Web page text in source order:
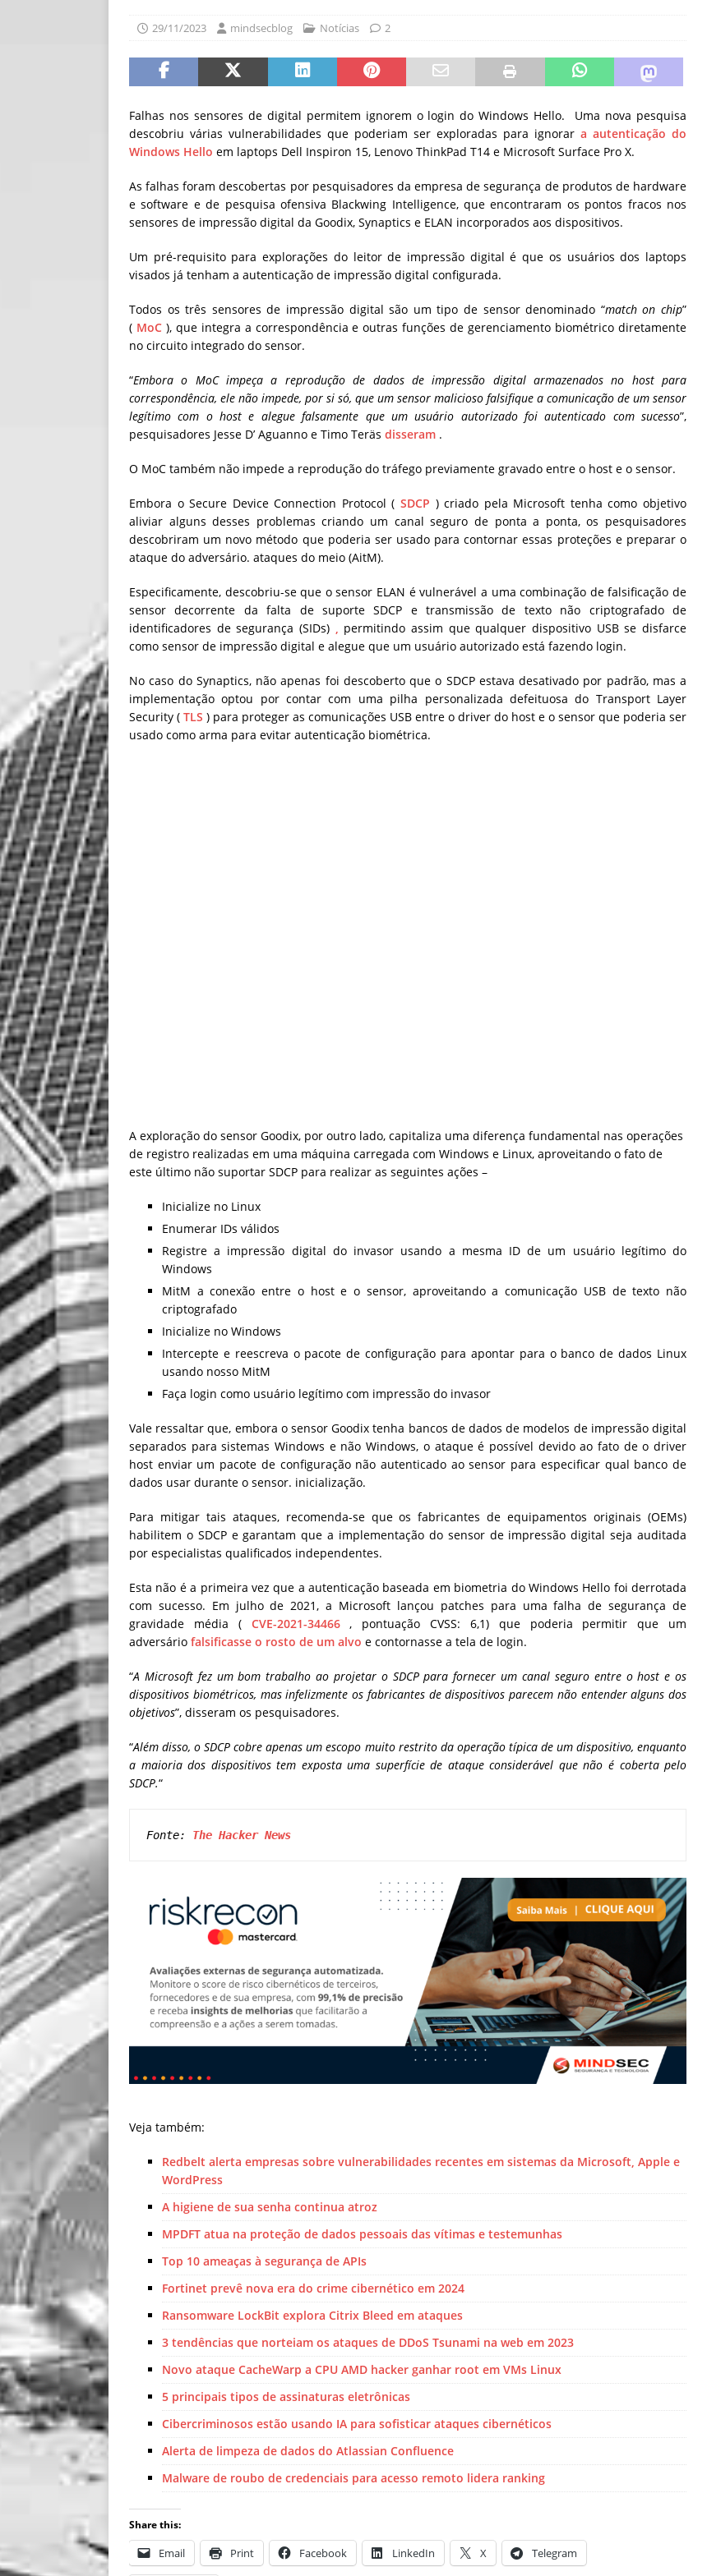
[ 30/07/2026 ]
29/11/2023 mindsecblog Notícias 2
Falhas nos sensores de digital permitem ignorem o login do Windows Hello. Uma nova pesquisa
descobriu várias vulnerabilidades que poderiam ser exploradas para ignorara autenticação do
Windows Hello em laptops Dell Inspiron 15, Lenovo ThinkPad T14 e Microsoft Surface Pro X.
As falhas foram descobertas por pesquisadores da empresa de segurança de produtos de hardware
e software e de pesquisa ofensiva Blackwing Intelligence, que encontraram os pontos fracos nos
sensores de impressão digital da Goodix, Synaptics e ELAN incorporados aos dispositivos.
Um pré-requisito para explorações do leitor de impressão digital é que os usuários dos laptops
visados ​​já tenham a autenticação de impressão digital configurada.
Todos os três sensores de impressão digital são um tipo de sensor denominado “match on chip”
( MoC), que integra a correspondência e outras funções de gerenciamento biométrico diretamente
no circuito integrado do sensor.
“Embora o MoC impeça a reprodução de dados de impressão digital armazenados no host para
correspondência, ele não impede, por si só, que um sensor malicioso falsifique a comunicação de um sensor
legítimo com o host e alegue falsamente que um usuário autorizado foi autenticado com sucesso”,
pesquisadores Jesse D’ Aguanno e Timo Teräs disseram .
O MoC também não impede a reprodução do tráfego previamente gravado entre o host e o sensor.
Embora o Secure Device Connection Protocol (SDCP ) criado pela Microsoft tenha como objetivo
aliviar alguns desses problemas criando um canal seguro de ponta a ponta, os pesquisadores
descobriram um novo método que poderia ser usado para contornar essas proteções e preparar o
ataque do adversário. ataques do meio (AitM).
Especificamente, descobriu-se que o sensor ELAN é vulnerável a uma combinação de falsificação de
sensor decorrente da falta de suporte SDCP e transmissão de texto não criptografado de
identificadores de segurança (SIDs) , permitindo assim que qualquer dispositivo USB se disfarce
como sensor de impressão digital e alegue que um usuário autorizado está fazendo login.
No caso do Synaptics, não apenas foi descoberto que o SDCP estava desativado por padrão, mas a
implementação optou por contar com uma pilha personalizada defeituosa do Transport Layer
Security (TLS ) para proteger as comunicações USB entre o driver do host e o sensor que poderia ser
usado como arma para evitar autenticação biométrica.
A exploração do sensor Goodix, por outro lado, capitaliza uma diferença fundamental nas operações
de registro realizadas em uma máquina carregada com Windows e Linux, aproveitando o fato de
este último não suportar SDCP para realizar as seguintes ações –
Inicialize no Linux
Enumerar IDs válidos
Registre a impressão digital do invasor usando a mesma ID de um usuário legítimo do
Windows
MitM a conexão entre o host e o sensor, aproveitando a comunicação USB de texto não
criptografado
Inicialize no Windows
Intercepte e reescreva o pacote de configuração para apontar para o banco de dados Linux
usando nosso MitM
Faça login como usuário legítimo com impressão do invasor
Vale ressaltar que, embora o sensor Goodix tenha bancos de dados de modelos de impressão digital
separados para sistemas Windows e não Windows, o ataque é possível devido ao fato de o driver
host enviar um pacote de configuração não autenticado ao sensor para especificar qual banco de
dados usar durante o sensor. inicialização.
Para mitigar tais ataques, recomenda-se que os fabricantes de equipamentos originais (OEMs)
habilitem o SDCP e garantam que a implementação do sensor de impressão digital seja auditada
por especialistas qualificados independentes.
Esta não é a primeira vez que a autenticação baseada em biometria do Windows Hello foi derrotada
com sucesso. Em julho de 2021, a Microsoft lançou patches para uma falha de segurança de
gravidade média ( CVE-2021-34466, pontuação CVSS: 6,1) que poderia permitir que um
adversário falsificasse o rosto de um alvo e contornasse a tela de login.
“A Microsoft fez um bom trabalho ao projetar o SDCP para fornecer um canal seguro entre o host e os
dispositivos biométricos, mas infelizmente os fabricantes de dispositivos parecem não entender alguns dos
objetivos”, disseram os pesquisadores.
“Além disso, o SDCP cobre apenas um escopo muito restrito da operação típica de um dispositivo, enquanto
a maioria dos dispositivos tem exposta uma superfície de ataque considerável que não é coberta pelo
SDCP.“
Fonte: The Hacker News
Veja também:
Redbelt alerta empresas sobre vulnerabilidades recentes em sistemas da Microsoft, Apple e
WordPress
A higiene de sua senha continua atroz
MPDFT atua na proteção de dados pessoais das vítimas e testemunhas
Top 10 ameaças à segurança de APIs
Fortinet prevê nova era do crime cibernético em 2024
Ransomware LockBit explora Citrix Bleed em ataques
3 tendências que norteiam os ataques de DDoS Tsunami na web em 2023
Novo ataque CacheWarp a CPU AMD hacker ganhar root em VMs Linux
5 principais tipos de assinaturas eletrônicas
Cibercriminosos estão usando IA para sofisticar ataques cibernéticos
Alerta de limpeza de dados do Atlassian Confluence
Malware de roubo de credenciais para acesso remoto lidera ranking
Share this:
Email Print Facebook LinkedIn X Telegram